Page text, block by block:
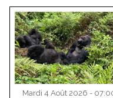
Mardi 4 Août 2026 -